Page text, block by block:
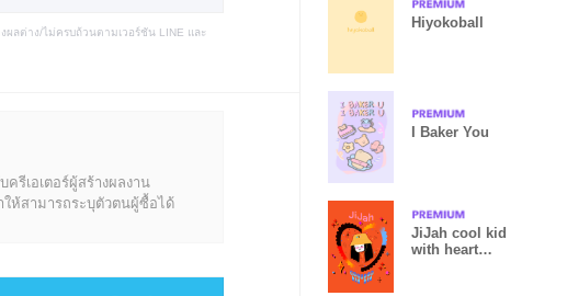
ลต่าง/ไม่ครบถ้วนตามเวอร์ชัน LINE และ
รีเอเตอร์ผู้สร้างผลงาน
ห้สามารถระบุตัวตนผู้ซื้อได้
Hiyokoball
I Baker You
JiJah cool kid
with heart